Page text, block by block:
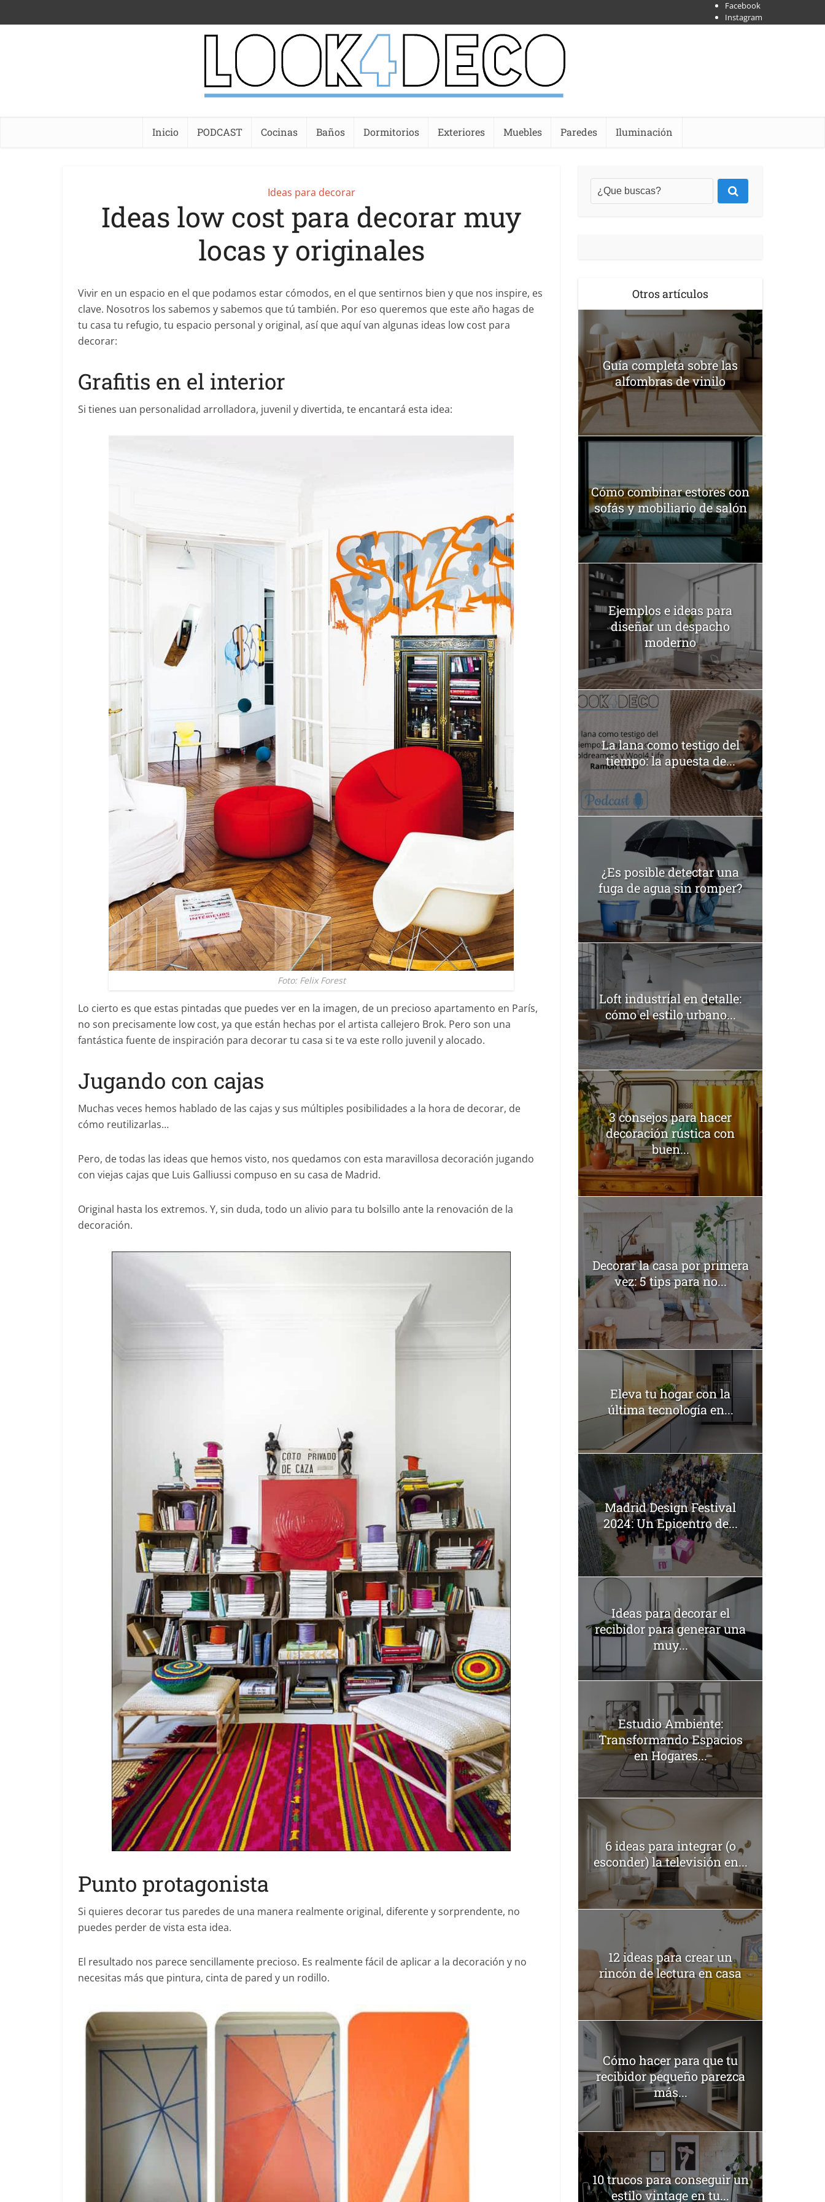
Facebook
Instagram
Inicio PODCAST Cocinas Baños Dormitorios Exteriores Muebles Paredes Iluminación
Ideas para decorar
Ideas low cost para decorar muy
locas y originales
Vivir en un espacio en el que podamos estar cómodos, en el que sentirnos bien y que nos inspire, es
clave. Nosotros los sabemos y sabemos que tú también. Por eso queremos que este año hagas de
tu casa tu refugio, tu espacio personal y original, así que aquí van algunas ideas low cost para
decorar:
Grafitis en el interior
Si tienes uan personalidad arrolladora, juvenil y divertida, te encantará esta idea:
Foto: Felix Forest
Lo cierto es que estas pintadas que puedes ver en la imagen, de un precioso apartamento en París,
no son precisamente low cost, ya que están hechas por el artista callejero Brok. Pero son una
fantástica fuente de inspiración para decorar tu casa si te va este rollo juvenil y alocado.
Jugando con cajas
Muchas veces hemos hablado de las cajas y sus múltiples posibilidades a la hora de decorar, de
cómo reutilizarlas…
Pero, de todas las ideas que hemos visto, nos quedamos con esta maravillosa decoración jugando
con viejas cajas que Luis Galliussi compuso en su casa de Madrid.
Original hasta los extremos. Y, sin duda, todo un alivio para tu bolsillo ante la renovación de la
decoración.
Punto protagonista
Si quieres decorar tus paredes de una manera realmente original, diferente y sorprendente, no
puedes perder de vista esta idea.
El resultado nos parece sencillamente precioso. Es realmente fácil de aplicar a la decoración y no
necesitas más que pintura, cinta de pared y un rodillo.
Otros artículos
Guía completa sobre las
alfombras de vinilo
Cómo combinar estores con
sofás y mobiliario de salón
Ejemplos e ideas para
diseñar un despacho
moderno
La lana como testigo del
tiempo: la apuesta de...
¿Es posible detectar una
fuga de agua sin romper?
Loft industrial en detalle:
cómo el estilo urbano...
3 consejos para hacer
decoración rústica con
buen...
Decorar la casa por primera
vez: 5 tips para no...
Eleva tu hogar con la
última tecnología en...
Madrid Design Festival
2024: Un Epicentro de...
Ideas para decorar el
recibidor para generar una
muy...
Estudio Ambiente:
Transformando Espacios
en Hogares...
6 ideas para integrar (o
esconder) la televisión en...
12 ideas para crear un
rincón de lectura en casa
Cómo hacer para que tu
recibidor pequeño parezca
más...
10 trucos para conseguir un
estilo vintage en tu...